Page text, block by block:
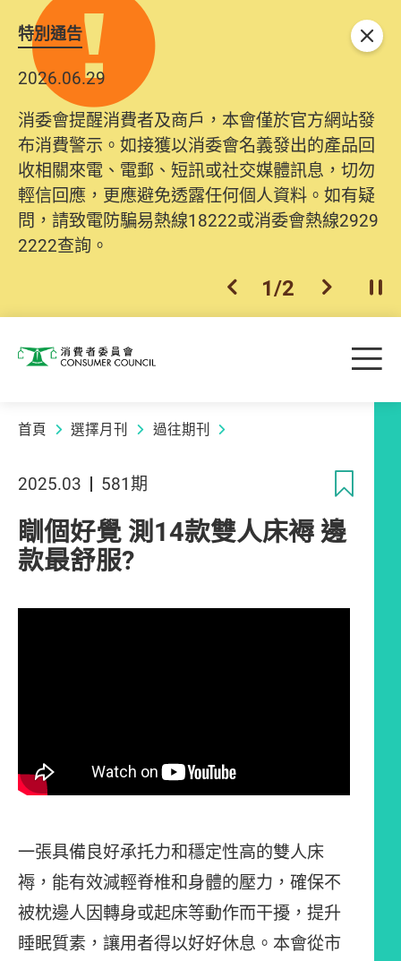
特別通告
2026.06.29
消委會提醒消費者及商戶，本會僅於官方網站發
布消費警示。如接獲以消委會名義發出的產品回
收相關來電、電郵、短訊或社交媒體訊息，切勿
輕信回應，更應避免透露任何個人資料。如有疑
問，請致電防騙易熱線18222或消委會熱線2929
2222查詢。
上一個
1/2 下一個開
關閉
消費者委員會 目
首頁 選擇月刊 過往期刊
2025.03 581期
瞓個好覺 測14款雙人床褥 邊
款最舒服?
一張具備良好承托力和穩定性高的雙人床
褥，能有效減輕脊椎和身體的壓力，確保不
被枕邊人因轉身或起床等動作而干擾，提升
睡眠質素，讓用者得以好好休息。本會從市